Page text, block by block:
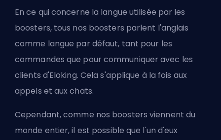
En ce qui concerne la langue utilisée par les
boosters, tous nos boosters parlent l'anglais
comme langue par défaut, tant pour les
commandes que pour communiquer avec les
clients d'Eloking. Cela s'applique à la fois aux
appels et aux chats.
Cependant, comme nos boosters viennent du
monde entier, il est possible que l'un d'eux